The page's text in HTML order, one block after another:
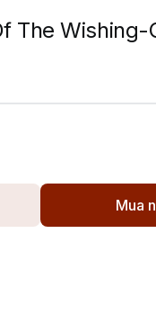
The Wishing-
Mua